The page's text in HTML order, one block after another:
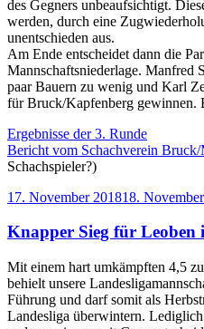
des Gegners unbeaufsichtigt.
werden, durch eine
unentschieden aus.
Am Ende entscheidet dann die
Mannschaftsniederlage. Manfred
paar Bauern zu wenig und Karl
für Bruck/Kapfenberg gewinnen.
Ergebnisse der 3. Runde
Bericht vom Schachverein
Schachspieler?)
Veröffentlicht
17. November 201818.
Knapper Sieg für Leoben
Mit einem hart umkämpften 4,5
behielt unsere
Führung und darf somit als
Landesliga überwintern.